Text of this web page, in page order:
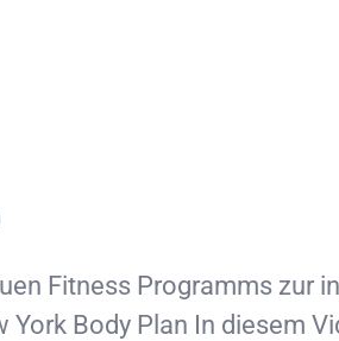
Fitness Programms zur
Body Plan In diesem